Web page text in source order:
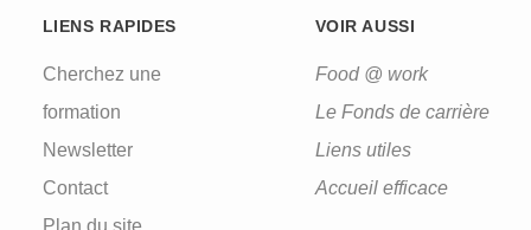
LIENS RAPIDES
Cherchez une
formation
Newsletter
Contact
VOIR AUSSI
Food @ work
Le Fonds de carrière
Liens utiles
Accueil efficace